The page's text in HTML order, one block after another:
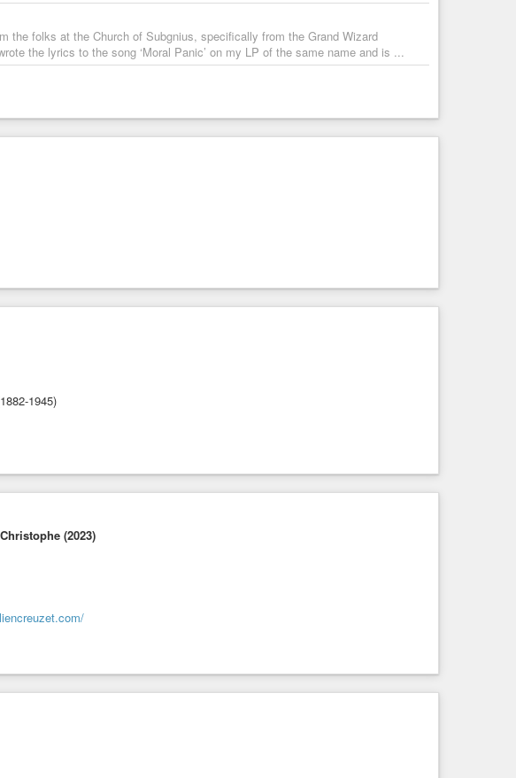
the folks at the Church of Subgnius, specifically from the Grand Wizard
the lyrics to the song ‘Moral Panic’ on my LP of the same name and is ...
1945)
(2023)